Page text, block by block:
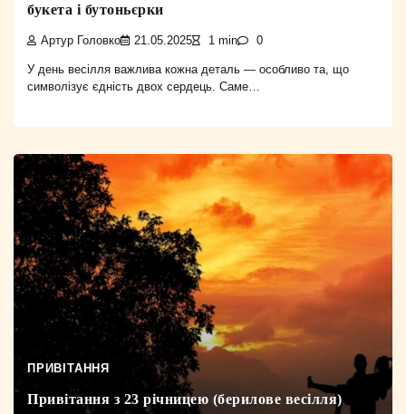
букета і бутоньєрки
Артур Головко 21.05.2025 1 min 0
У день весілля важлива кожна деталь — особливо та, що
символізує єдність двох сердець. Саме…
ПРИВІТАННЯ
Привітання з 23 річницею (берилове весілля)